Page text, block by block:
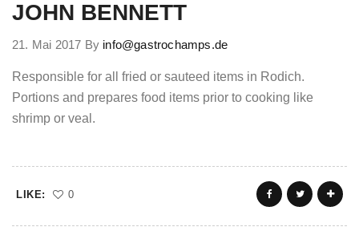
JOHN BENNETT
21. Mai 2017 By info@gastrochamps.de
Responsible for all fried or sauteed items in Rodich.
Portions and prepares food items prior to cooking like
shrimp or veal.
LIKE: 0